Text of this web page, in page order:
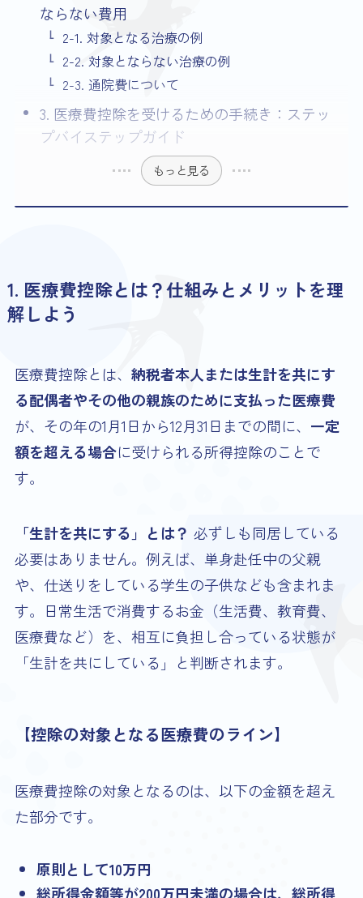
ならない費用
2-1. 対象となる治療の例
2-2. 対象とならない治療の例
2-3. 通院費について
3. 医療費控除を受けるための手続き：ステッ
プバイステップガイド
もっと見る
1. 医療費控除とは？仕組みとメリットを理
解しよう
医療費控除とは、 納税者本人または生計を共にす
る配偶者やその他の親族のために支払った医療費
が、その年の1月1日から12月31日までの間に、 一定
額を超える場合に受けられる所得控除のことで
す。
「生計を共にする」とは？ 必ずしも同居している
必要はありません。例えば、単身赴任中の父親
や、仕送りをしている学生の子供なども含まれま
す。日常生活で消費するお金（生活費、教育費、
医療費など）を、相互に負担し合っている状態が
「生計を共にしている」と判断されます。
【控除の対象となる医療費のライン】
医療費控除の対象となるのは、以下の金額を超え
た部分です。
原則として10万円
総所得金額等が200万円未満の場合は、総所得